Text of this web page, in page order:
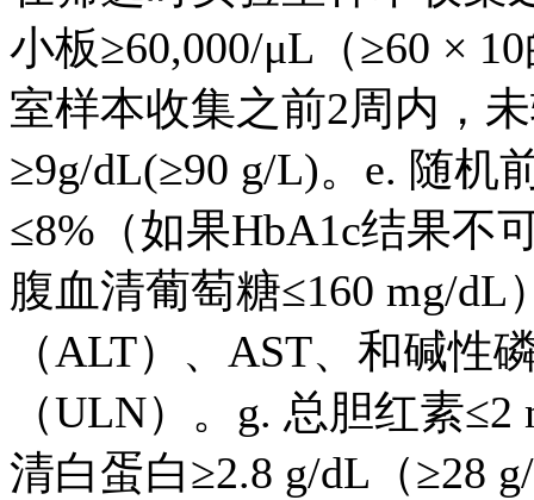
小板≥60,000/μL（≥60 ×
室样本收集之前2周内，
≥9g/dL(≥90 g/L)。e. 随机
≤8%（如果HbA1c结果不
腹血清葡萄糖≤160 mg/
（ALT）、AST、和碱性
（ULN）。g. 总胆红素
清白蛋白≥2.8 g/dL（≥28